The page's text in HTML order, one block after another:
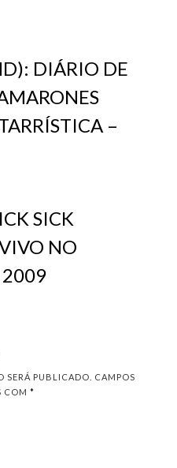
DIÁRIO DE
–
SICK
NO
2009
SERÁ PUBLICADO.
CAMPOS
COM *